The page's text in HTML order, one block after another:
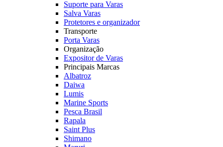
Suporte para Varas
Salva Varas
Protetores e organizador
Transporte
Porta Varas
Organização
Expositor de Varas
Principais Marcas
Albatroz
Daiwa
Lumis
Marine Sports
Pesca Brasil
Rapala
Saint Plus
Shimano